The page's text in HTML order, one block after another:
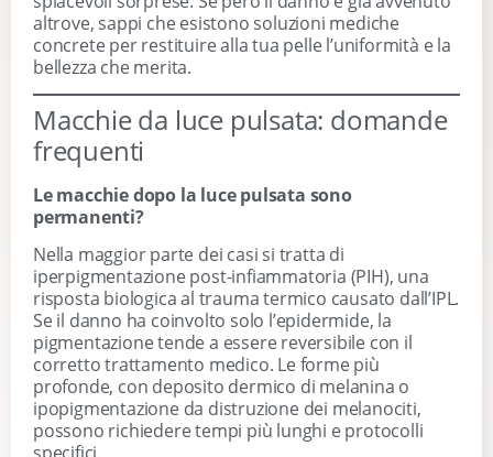
altrove, sappi che esistono soluzioni mediche
concrete per restituire alla tua pelle l’uniformità e la
bellezza che merita.
Macchie da luce pulsata: domande
frequenti
Le macchie dopo la luce pulsata sono
permanenti?
Nella maggior parte dei casi si tratta di
iperpigmentazione post-infiammatoria (PIH), una
risposta biologica al trauma termico causato dall’IPL.
Se il danno ha coinvolto solo l’epidermide, la
pigmentazione tende a essere reversibile con il
corretto trattamento medico. Le forme più
profonde, con deposito dermico di melanina o
ipopigmentazione da distruzione dei melanociti,
possono richiedere tempi più lunghi e protocolli